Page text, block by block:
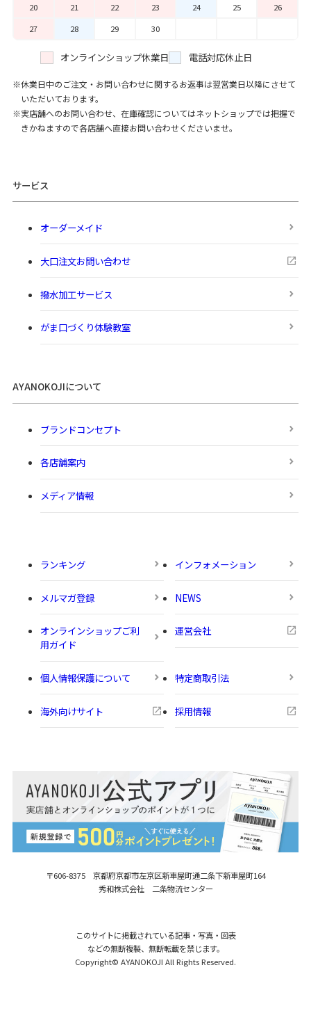
〒606-8375 京都府京都市左京区新車屋町通二条下新車屋町164
秀和株式会社 二条物流センター
20
21 22 23 24 25
26
27
28 29 30
オンラインショップ休業日 電話対応休止日
休業日中のご注文・お問い合わせに関するお返事は翌営業日以降にさせて
いただいております。
実店舗へのお問い合わせ、在庫確認についてはネットショップでは把握で
きかねますので各店舗へ直接お問い合わせくださいませ。
サービス
オーダーメイド
大口注文お問い合わせ
撥水加工サービス
がま口づくり体験教室
AYANOKOJIについて
ブランドコンセプト
各店舗案内
メディア情報
ランキング インフォメーション
メルマガ登録 NEWS
オンラインショップご利
用ガイド
運営会社
個人情報保護について 特定商取引法
海外向けサイト 採用情報
このサイトに掲載されている記事・写真・図表
などの無断複製、無断転載を禁じます。
Copyright© AYANOKOJI All Rights Reserved.